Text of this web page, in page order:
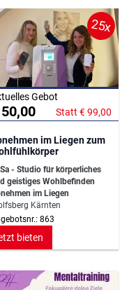
25x
Gebot
Statt € 99,00
im Liegen zum
- Studio für körperliches
geistiges Wohlbefinden
im Liegen
Kärnten
863
bieten